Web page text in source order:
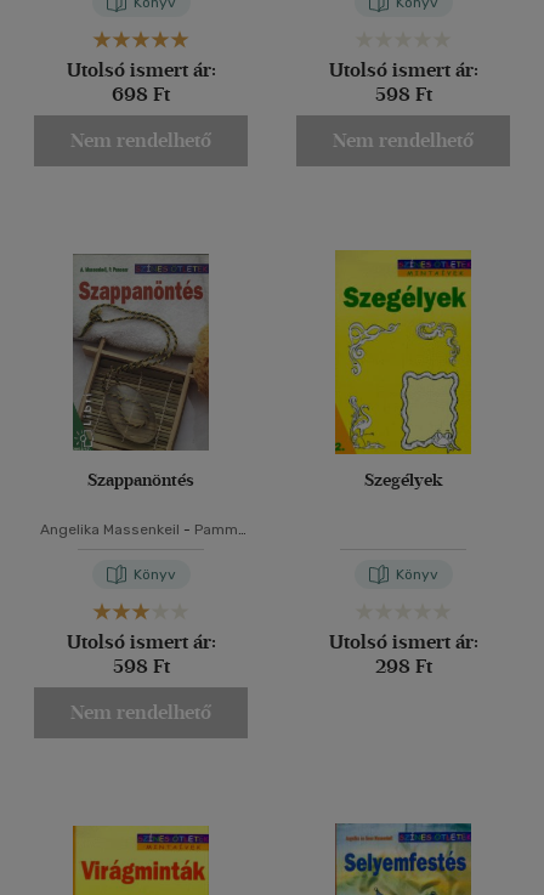
Utolsó ismert ár:
698 Ft
Nem rendelhető
Utolsó ismert ár:
598 Ft
Nem rendelhető
Szappanöntés
Angelika Massenkeil - Pammi
Könyv
Utolsó ismert ár:
598 Ft
Nem rendelhető
Szegélyek
Könyv
Utolsó ismert ár:
298 Ft